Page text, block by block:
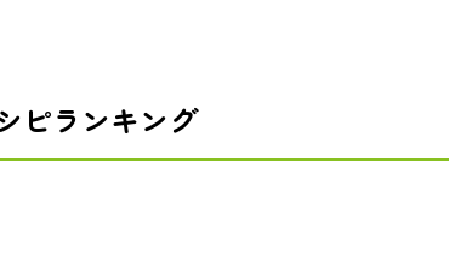
ピランキング